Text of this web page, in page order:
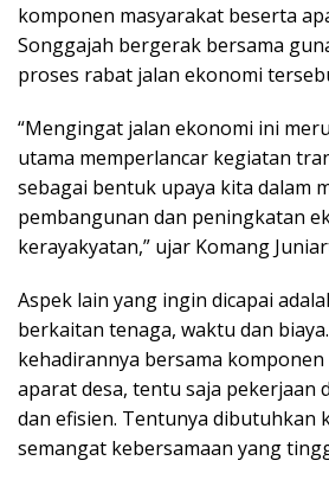
komponen masyarakat beserta
Songgajah bergerak bersama
proses rabat jalan ekonomi
“Mengingat jalan ekonomi ini
utama memperlancar kegiatan
sebagai bentuk upaya kita dalam
pembangunan dan peningkatan
kerayakyatan,” ujar Komang
Aspek lain yang ingin dicapai
berkaitan tenaga, waktu dan
kehadirannya bersama
aparat desa, tentu saja pekerjaan
dan efisien. Tentunya dibutuhkan
semangat kebersamaan yang